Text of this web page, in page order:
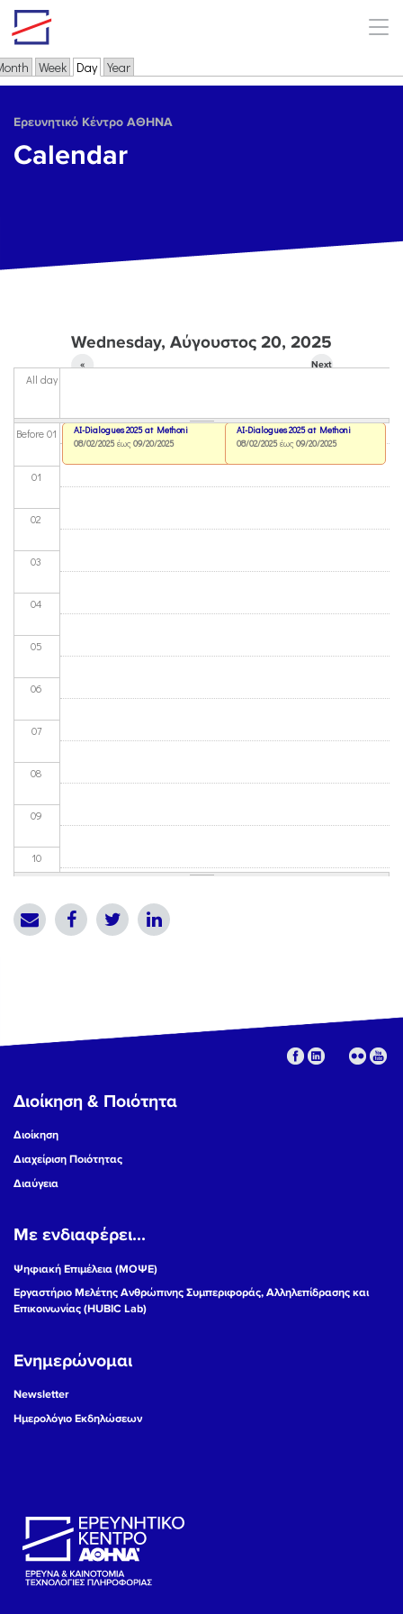
Skip to main content
Primary tabs
Week Day(active tab)
Year
Ερευνητικό Κέντρο ΑΘΗΝΑ
Calendar
Wednesday, Αύγουστος 20, 2025
«
Next
All day
Before 01
01
02
03
04
05
06
07
08
09
10
16
17
19
22
AI-Dialogues 2025 at Methoni
08/02/2025έως 09/20/2025
AI-Dialogues 2025 at Methoni
08/02/2025έως 09/20/2025
Διοίκηση & Ποιότητα
Διοίκηση
Διαχείριση Ποιότητας
Διαύγεια
Με ενδιαφέρει...
Ψηφιακή Επιμέλεια (ΜΟΨΕ)
Εργαστήριο Μελέτης Ανθρώπινης Συμπεριφοράς, Αλληλεπίδρασης και
Επικοινωνίας (HUBIC Lab)
Ενημερώνομαι
Newsletter
Ημερολόγιο Εκδηλώσεων